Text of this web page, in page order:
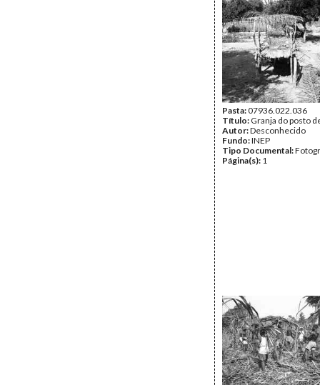
Pasta:07936.022.036
Título: Granja do posto
Autor:Desconhecido
Fundo:INEP
Tipo Documental:
Página(s): 1